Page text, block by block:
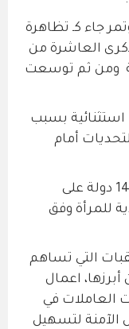
جاء كـ تظاهرة
العاشرة من
ومن ثم توسعت
بسبب
أمام
و يحتل الاردن المرتبة 140 من أصل 142 دولة على
للمرأة وفق
التي تساهم
اعمال
العاملات في
الآمنة لتسهيل